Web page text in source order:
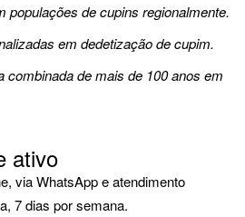
populações de cupins regionalmente.
em dedetização de cupim.
combinada de mais de 100 anos em
ativo
via WhatsApp e atendimento
7 dias por semana.